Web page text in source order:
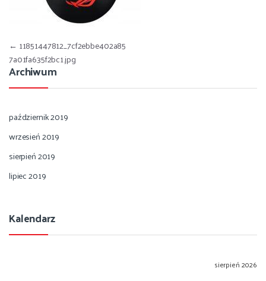
Nawigacja wpisu
← 11851447812_7cf2ebbe402a85
7a01fa635f2bc1.jpg
Archiwum
październik 2019
wrzesień 2019
sierpień 2019
lipiec 2019
Kalendarz
sierpień 2026